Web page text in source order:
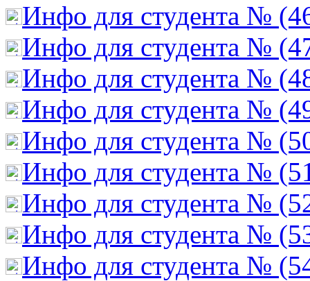
Инфо для студента №
Инфо для студента №
Инфо для студента №
Инфо для студента №
Инфо для студента №
Инфо для студента №
Инфо для студента №
Инфо для студента №
Инфо для студента №